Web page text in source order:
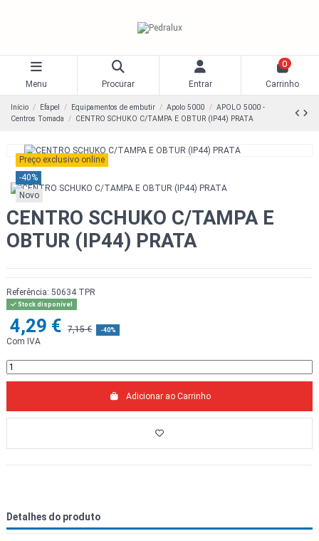
Menu Procurar Entrar
0
Carrinho
Início Efapel Equipamentos de embutir Apolo 5000
APOLO 5000 -
Centros Tomada
CENTRO SCHUKO C/TAMPA E OBTUR (IP44) PRATA
Preço exclusivo online
-40%
Novo
CENTRO SCHUKO C/TAMPA E
OBTUR (IP44) PRATA
Referência: 50634 TPR
Stock disponível
4,29 € 7,15 € -40%
Com IVA
Adicionar ao Carrinho
Detalhes do produto